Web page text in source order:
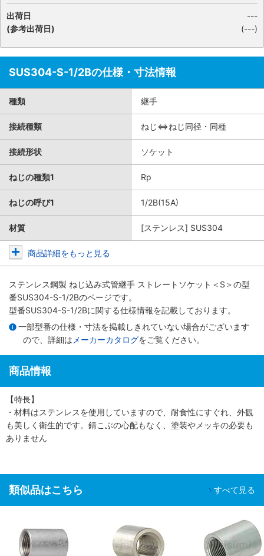
出荷日
(参考出荷日)
---
(---)
SUS304-S-1/2Bの仕様・寸法情報
種類 継手
接続種類 ねじ⇔ねじ同径・同種
接続形状 ソケット
ねじの種類1 Rp
ねじの呼び1 1/2B(15A)
材質 [ステンレス] SUS304
商品詳細をもっと見る
ステンレス鋼製 ねじ込み式管継手 ストレートソケット＜S＞の型
番SUS304-S-1/2Bのページです。
型番SUS304-S-1/2Bに関する仕様情報を記載しております。
一部型番の仕様・寸法を掲載しきれていない場合がございます
ので、詳細は メーカーカタログをご覧ください。
商品情報
【特長】
・材料はステンレスを使用していますので、耐食性にすぐれ、外観
も美しく衛生的です。錆こぶの心配もなく、塗装やメッキの必要も
ありません
類似品はこちら すべて見る